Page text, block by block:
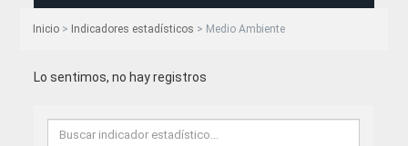
Inicio > Indicadores estadísticos > Medio Ambiente
Lo sentimos, no hay registros